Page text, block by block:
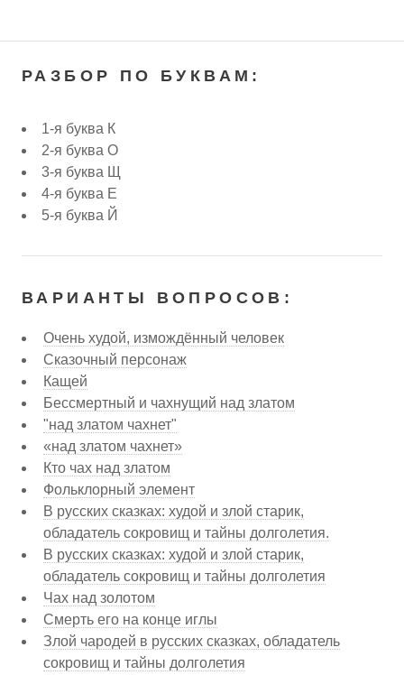
РАЗБОР ПО БУКВАМ:
1-я буква К
2-я буква О
3-я буква Щ
4-я буква Е
5-я буква Й
ВАРИАНТЫ ВОПРОСОВ:
Очень худой, измождённый человек
Сказочный персонаж
Кащей
Бессмертный и чахнущий над златом
"над златом чахнет"
«над златом чахнет»
Кто чах над златом
Фольклорный элемент
В русских сказках: худой и злой старик,
обладатель сокровищ и тайны долголетия.
В русских сказках: худой и злой старик,
обладатель сокровищ и тайны долголетия
Чах над золотом
Смерть его на конце иглы
Злой чародей в русских сказках, обладатель
сокровищ и тайны долголетия